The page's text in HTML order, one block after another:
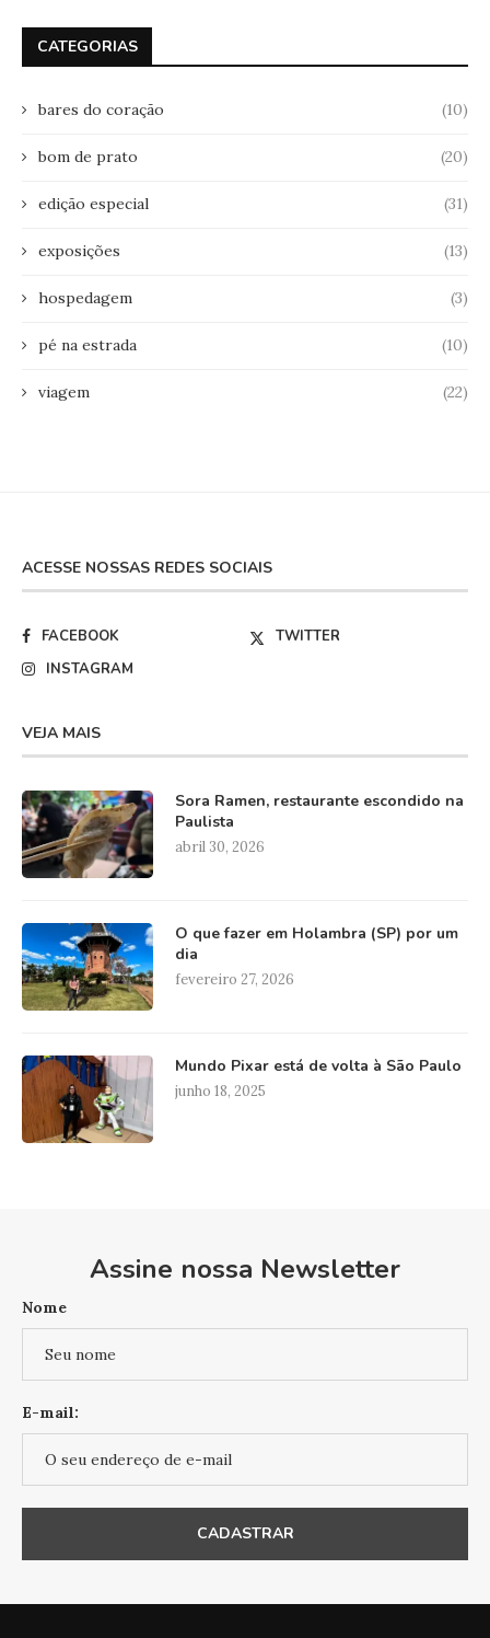
CATEGORIAS
bares do coração (10)
bom de prato (20)
edição especial (31)
exposições (13)
hospedagem (3)
pé na estrada (10)
viagem (22)
ACESSE NOSSAS REDES SOCIAIS
FACEBOOK
TWITTER
INSTAGRAM
VEJA MAIS
Sora Ramen, restaurante escondido na
Paulista
abril 30, 2026
O que fazer em Holambra (SP) por um
dia
fevereiro 27, 2026
Mundo Pixar está de volta à São Paulo
junho 18, 2025
Assine nossa Newsletter
Nome
E-mail: